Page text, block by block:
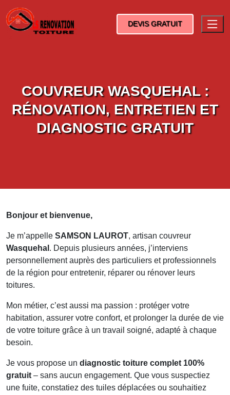
DEVIS GRATUIT
COUVREUR WASQUEHAL :
RÉNOVATION, ENTRETIEN ET
DIAGNOSTIC GRATUIT
Bonjour et bienvenue,
Je m’appelle SAMSON LAUROT, artisan couvreur
Wasquehal . Depuis plusieurs années, j’interviens
personnellement auprès des particuliers et professionnels
de la région pour entretenir, réparer ou rénover leurs
toitures.
Mon métier, c’est aussi ma passion : protéger votre
habitation, assurer votre confort, et prolonger la durée de vie
de votre toiture grâce à un travail soigné, adapté à chaque
besoin.
Je vous propose un diagnostic toiture complet 100%
gratuit – sans aucun engagement. Que vous suspectiez
une fuite, constatiez des tuiles déplacées ou souhaitiez